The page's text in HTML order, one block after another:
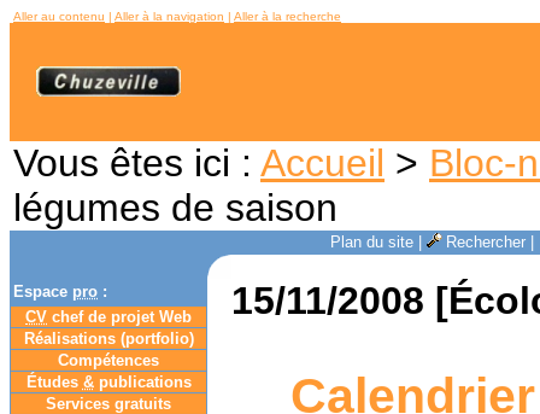
Aller au contenu | Aller à la navigation | Aller à la recherche
Vous êtes ici : Accueil > Bloc-
légumes de saison
Plan du site| Rechercher|
Espace pro :
CV chef de projet Web
Réalisations (portfolio)
Compétences
Études &publications
Services gratuits
15/11/2008